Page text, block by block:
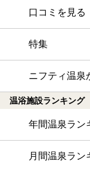
口コミを見る
特集
ニフティ温泉
温浴施設ランキング
年間温泉ラン
月間温泉ラン